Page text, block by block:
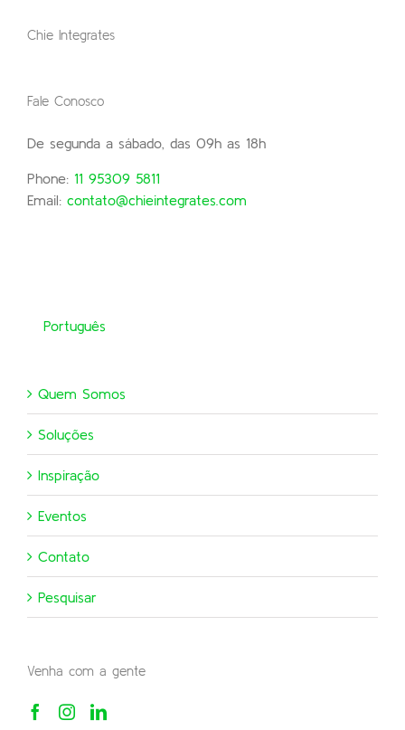
Chie Integrates
Fale Conosco
De segunda a sábado, das 09h as 18h
Phone: 11 95309 5811
Email: contato@chieintegrates.com
Português
Quem Somos
Soluções
Inspiração
Eventos
Contato
Pesquisar
Venha com a gente